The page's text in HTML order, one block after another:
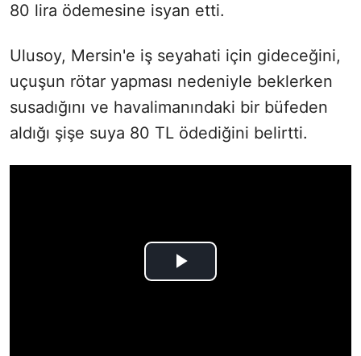
80 lira ödemesine isyan etti.
Ulusoy, Mersin'e iş seyahati için gideceğini,
uçuşun rötar yapması nedeniyle beklerken
susadığını ve havalimanındaki bir büfeden
aldığı şişe suya 80 TL ödediğini belirtti.